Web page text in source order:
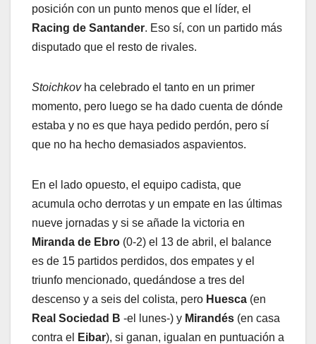
posición con un punto menos que el líder, el
Racing de Santander. Eso sí, con un partido más
disputado que el resto de rivales.
Stoichkovha celebrado el tanto en un primer
momento, pero luego se ha dado cuenta de dónde
estaba y no es que haya pedido perdón, pero sí
que no ha hecho demasiados aspavientos.
En el lado opuesto, el equipo cadista, que
acumula ocho derrotas y un empate en las últimas
nueve jornadas y si se añade la victoria en
Miranda de Ebro (0-2) el 13 de abril, el balance
es de 15 partidos perdidos, dos empates y el
triunfo mencionado, quedándose a tres del
descenso y a seis del colista, pero Huesca (en
Real Sociedad B -el lunes-) y Mirandés (en casa
contra el
Eibar), si ganan, igualan en puntuación a